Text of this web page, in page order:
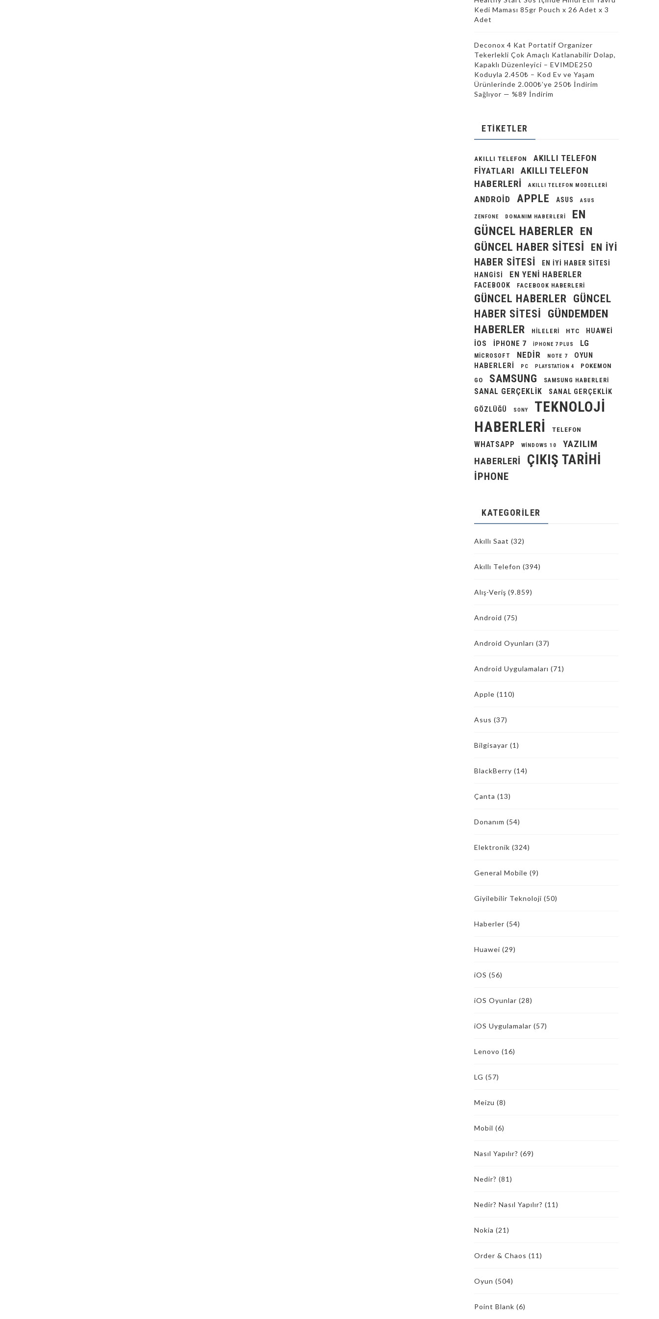
Kedi Maması 85gr Pouch x 26 Adet x 3
Adet
Deconox 4 Kat Portatif Organizer
Tekerlekli Çok Amaçlı Katlanabilir Dolap,
Kapaklı Düzenleyici – EVIMDE250
Koduyla 2.450₺ – Kod Ev ve Yaşam
Ürünlerinde 2.000₺’ye 250₺ İndirim
Sağlıyor — %89 İndirim
ETIKETLER
AKILLI TELEFON
AKILLI TELEFON
FIYATLARI
AKILLI TELEFON
HABERLERI
AKILLI TELEFON MODELLERI
ANDROID APPLE ASUS ASUS
ZENFONE DONANIM HABERLERI
EN
GÜNCEL HABERLER EN
GÜNCEL HABER SITESI
EN IYI
HABER SITESI
EN IYI HABER SITESI
HANGISI
EN YENI HABERLER
FACEBOOK FACEBOOK HABERLERI
GÜNCEL HABERLER
GÜNCEL
HABER SITESI
GÜNDEMDEN
HABERLER
HILELERI HTC HUAWEI
IOS IPHONE 7 IPHONE 7 PLUS LG
MICROSOFT NEDIR NOTE 7
OYUN
HABERLERI
PC PLAYSTATION 4
POKEMON
GO
SAMSUNG SAMSUNG HABERLERI
SANAL GERÇEKLIK SANAL GERÇEKLIK
GÖZLÜĞÜ SONY
TEKNOLOJI
HABERLERI
TELEFON
WHATSAPP WINDOWS 10
YAZILIM
HABERLERI
ÇIKIŞ TARIHI
İPHONE
KATEGORILER
Akıllı Saat (32)
Akıllı Telefon (394)
Alış-Veriş (9.859)
Android (75)
Android Oyunları (37)
Android Uygulamaları (71)
Apple (110)
Asus (37)
Bilgisayar (1)
BlackBerry (14)
Çanta (13)
Donanım (54)
Elektronik (324)
General Mobile (9)
Giyilebilir Teknoloji (50)
Haberler (54)
Huawei (29)
iOS (56)
iOS Oyunlar (28)
iOS Uygulamalar (57)
Lenovo (16)
LG (57)
Meizu (8)
Mobil (6)
Nasıl Yapılır? (69)
Nedir? (81)
Nedir? Nasıl Yapılır? (11)
Nokia (21)
Order & Chaos (11)
Oyun (504)
Point Blank (6)